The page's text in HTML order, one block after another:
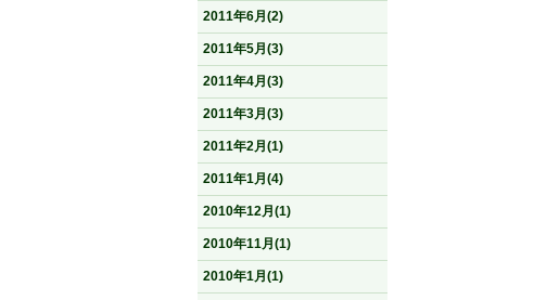
2011年6月(2)
2011年5月(3)
2011年4月(3)
2011年3月(3)
2011年2月(1)
2011年1月(4)
2010年12月(1)
2010年11月(1)
2010年1月(1)